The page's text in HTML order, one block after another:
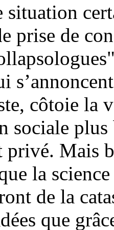
situation
prise de
côtoie la
sociale
privé. Mais
la
de la
que